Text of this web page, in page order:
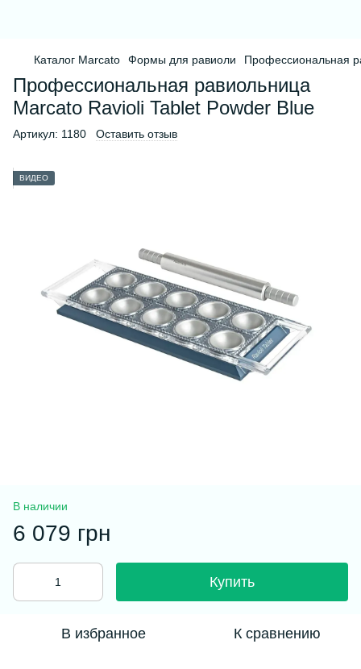
Каталог Marcato Формы для равиоли Профессиональная
Профессиональная равиольница
Marcato Ravioli Tablet Powder Blue
Артикул: 1180 Оставить отзыв
ВИДЕО
В наличии
6 079 грн
Купить
В избранное К сравнению